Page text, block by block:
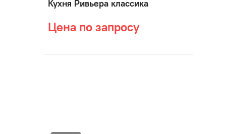
Кухня Ривьера классика
Цена по запросу